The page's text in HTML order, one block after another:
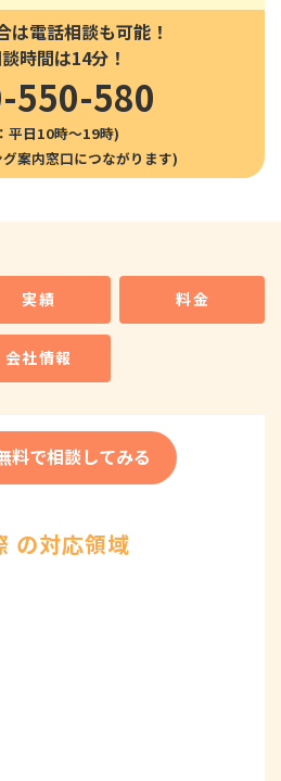
は電話相談も可能！
時間は14分！
550-580
平日10時〜19時)
実績 料金
会社情報
料で相談してみる
の対応領域